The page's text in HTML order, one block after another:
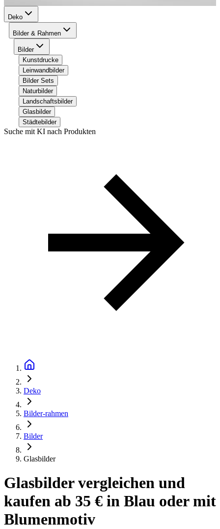
Deko
Bilder & Rahmen
Bilder
Kunstdrucke
Leinwandbilder
Bilder Sets
Naturbilder
Landschaftsbilder
Glasbilder
Städtebilder
Suche mit KI nach Produkten
Deko
Bilder-rahmen
Bilder
Glasbilder
Glasbilder vergleichen und
kaufen ab 35 € in Blau oder mit
Blumenmotiv